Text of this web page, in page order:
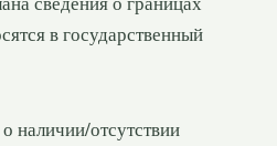
в государственный
наличии/отсутствии